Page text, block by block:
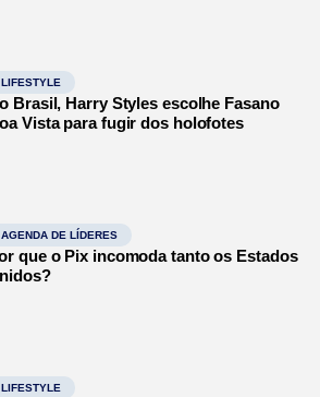
LIFESTYLE
Brasil, Harry Styles escolhe Fasano
Vista para fugir dos holofotes
AGENDA DE LÍDERES
que o Pix incomoda tanto os Estados
LIFESTYLE